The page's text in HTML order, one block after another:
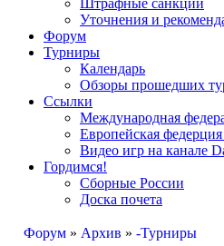
Уточнения и
Форум
Турниры
Календарь
Обзоры прошедших
Ссылки
Международная
Европейская
Видео игр на канале
Гордимся!
Сборные России
Доска почета
Форум » Архив » -Турниры